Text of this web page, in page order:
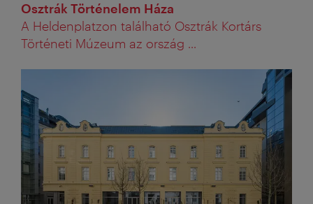
Osztrák Történelem Háza
A Heldenplatzon található Osztrák Kortárs
Történeti Múzeum az ország ...